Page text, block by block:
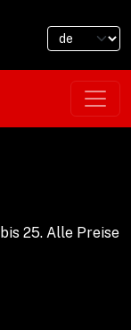
25. Alle Preise